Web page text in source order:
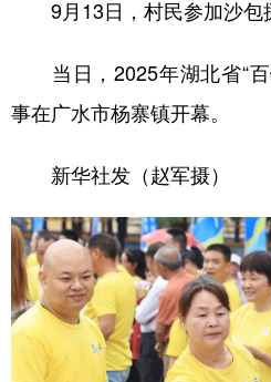
9月13日，村民参加沙包
当日，2025年湖北省“百
事在广水市杨寨镇开幕。
新华社发（赵军摄）